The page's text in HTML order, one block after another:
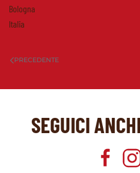
Bologna
Italia
PRECEDENTE
SEGUICI